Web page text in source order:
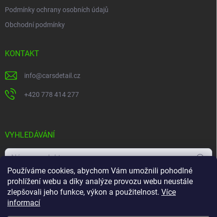
Používáme cookies, abychom Vám umožnili pohodlné
prohlížení webu a díky analýze provozu webu neustále
zlepšovali jeho funkce, výkon a použitelnost. Více
informací
Podmínky ochrany osobních údajů
Obchodní podmínky
KONTAKT
info@carsdetail.cz
+420 778 414 277
VYHLEDÁVÁNÍ
Hledat